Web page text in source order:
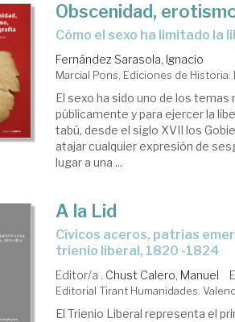
Obscenidad,
Cómo el sexo ha limitado
Fernández Sarasola, Ignacio
Marcial Pons, Ediciones de
El sexo ha sido uno de los
públicamente y para ejercer la
tabú, desde el siglo XVII los
atajar cualquier expresión de
lugar a una ...
A la Lid
Cívicos aceros, patrias emergentes y lucha de ideas en el
trienio liberal, 1820 -1824
Editor/a . Chust Calero, Manuel
Editorial Tirant Humanidades.
El Trienio Liberal representa el